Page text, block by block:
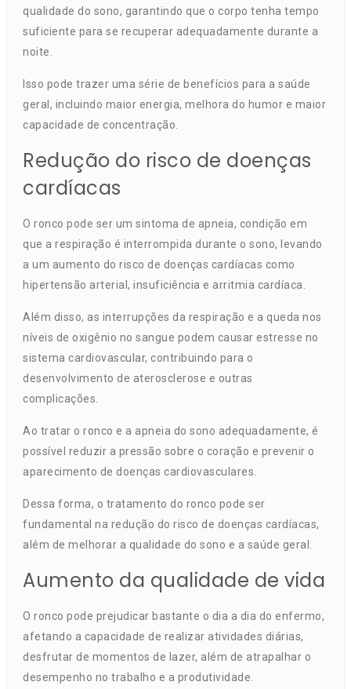
qualidade do sono, garantindo que o corpo tenha tempo
suficiente para se recuperar adequadamente durante a
noite.
Isso pode trazer uma série de benefícios para a saúde
geral, incluindo maior energia, melhora do humor e maior
capacidade de concentração.
Redução do risco de doenças
cardíacas
O ronco pode ser um sintoma de apneia, condição em
que a respiração é interrompida durante o sono, levando
a um aumento do risco de doenças cardíacas como
hipertensão arterial, insuficiência e arritmia cardíaca.
Além disso, as interrupções da respiração e a queda nos
níveis de oxigênio no sangue podem causar estresse no
sistema cardiovascular, contribuindo para o
desenvolvimento de aterosclerose e outras
complicações.
Ao tratar o ronco e a apneia do sono adequadamente, é
possível reduzir a pressão sobre o coração e prevenir o
aparecimento de doenças cardiovasculares.
Dessa forma, o tratamento do ronco pode ser
fundamental na redução do risco de doenças cardíacas,
além de melhorar a qualidade do sono e a saúde geral.
Aumento da qualidade de vida
O ronco pode prejudicar bastante o dia a dia do enfermo,
afetando a capacidade de realizar atividades diárias,
desfrutar de momentos de lazer, além de atrapalhar o
desempenho no trabalho e a produtividade.